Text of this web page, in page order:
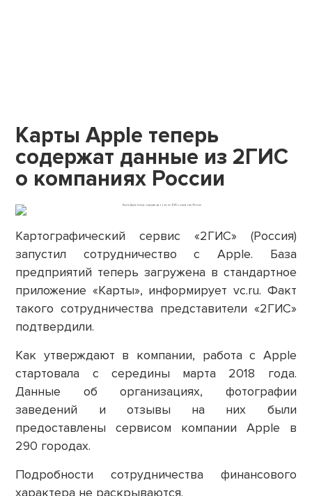
Карты Apple теперь
содержат данные из 2ГИС
о компаниях России
Картографический сервис «2ГИС» (Россия)
запустил сотрудничество с Apple. База
предприятий теперь загружена в стандартное
приложение «Карты», информирует vc.ru. Факт
такого сотрудничества представители «2ГИС»
подтвердили.
Как утверждают в компании, работа с Apple
стартовала с середины марта 2018 года.
Данные об организациях, фотографии
заведений и отзывы на них были
предоставлены сервисом компании Apple в
290 городах.
Подробности сотрудничества финансового
характера не раскрываются.